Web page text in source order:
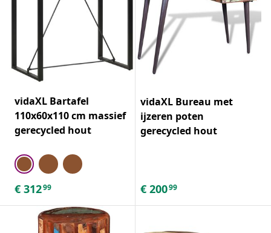
vidaXL Bartafel
110x60x110 cm massief
gerecycled hout
€ 31299
vidaXL Bureau met
ijzeren poten
gerecycled hout
€ 20099